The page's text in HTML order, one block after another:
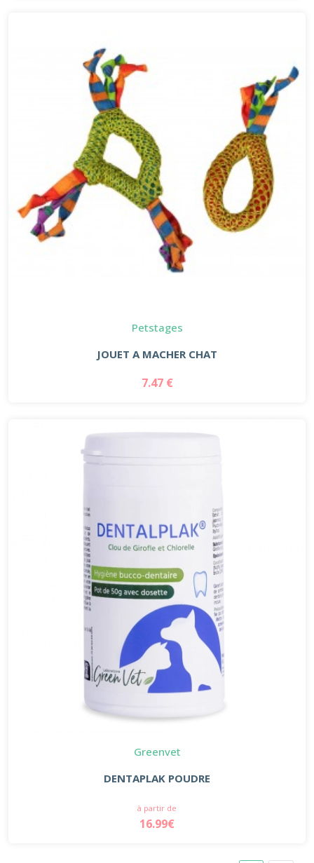
Petstages
JOUET A MACHER CHAT
7.47 €
Greenvet
DENTAPLAK POUDRE
à partir de
16.99€